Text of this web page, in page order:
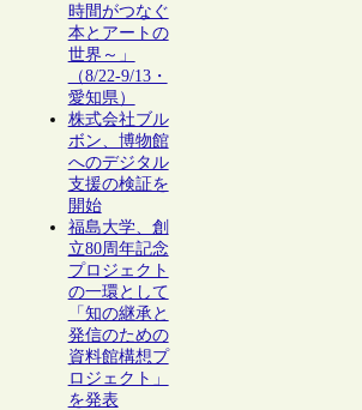
時間がつなぐ
本とアートの
世界～」
（8/22-9/13・
愛知県）
株式会社ブル
ボン、博物館
へのデジタル
支援の検証を
開始
福島大学、創
立80周年記念
プロジェクト
の一環として
「知の継承と
発信のための
資料館構想プ
ロジェクト」
を発表